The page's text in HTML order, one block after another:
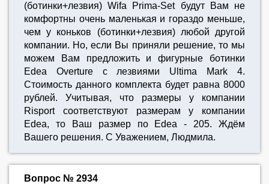
(ботинки+лезвия) Wifa Prima-Set будут Вам не
комфортны очень маленькая и гораздо меньше,
чем у коньков (ботинки+лезвия) любой другой
компании. Но, если Вы приняли решение, то мы
можем Вам предложить и фигурные ботинки
Edea Overture с лезвиями Ultima Mark 4.
Стоимость данного комплекта будет равна 8000
рублей. Учитывая, что размеры у компании
Risport соответствуют размерам у компании
Edea, то Ваш размер по Edea - 205. Ждём
Вашего решения. С Уважением, Людмила.
Вопрос № 2934